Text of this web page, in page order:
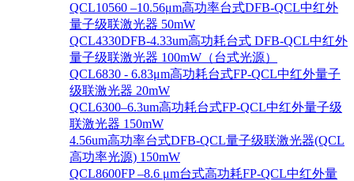
QCL10560 –10.56μm高功率台式DFB-QCL中红外
量子级联激光器 50mW
QCL4330DFB-4.33um高功耗台式 DFB-QCL中红外
量子级联激光器 100mW（台式光源）
QCL6830 - 6.83μm高功耗台式FP-QCL中红外量子
级联激光器 20mW
QCL6300–6.3um高功耗台式FP-QCL中红外量子级
联激光器 150mW
4.56um高功率台式DFB-QCL量子级联激光器(QCL
高功率光源) 150mW
QCL8600FP –8.6 μm台式高功耗FP-QCL中红外量